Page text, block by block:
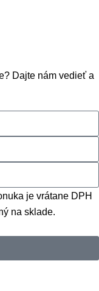
Dajte nám vedieť a
je vrátane DPH
na sklade.